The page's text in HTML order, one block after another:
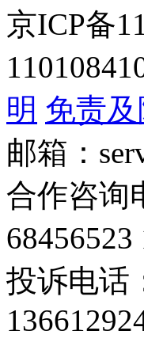
京ICP备
明 免责
邮箱：
合作咨询
投诉电话